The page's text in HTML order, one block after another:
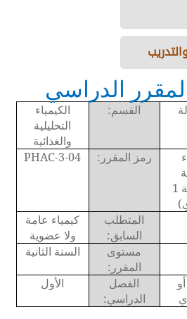
الدراسي
القسم:
الكيمياء
التحليلية
والغذائية
صيدلانية 1
رمز المقرر: PHAC-3-04
المتطلب
السابق:
كيمياء عامة
ولا عضوية
مستوى
المقرر:
السنة الثانية
الفصل
الدراسي:
الأول